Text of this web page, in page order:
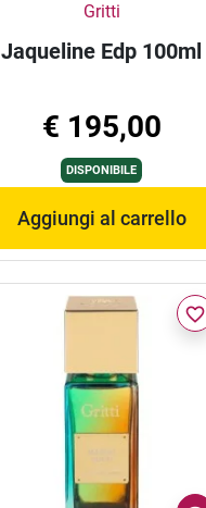
Gritti
Jaqueline Edp 100ml
€ 195,00
DISPONIBILE
Aggiungi al carrello
favorite_border